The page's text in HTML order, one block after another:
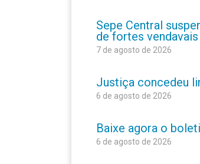
Sepe Central
de fortes
7 de agosto de 2026
Justiça concedeu
6 de agosto de 2026
Baixe agora o
6 de agosto de 2026